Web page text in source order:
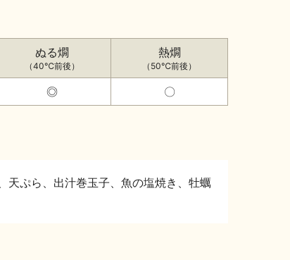
ぬる燗
（40℃前後）
熱燗
（50℃前後）
◎ 〇
天ぷら、出汁巻玉子、魚の塩焼き、牡蠣